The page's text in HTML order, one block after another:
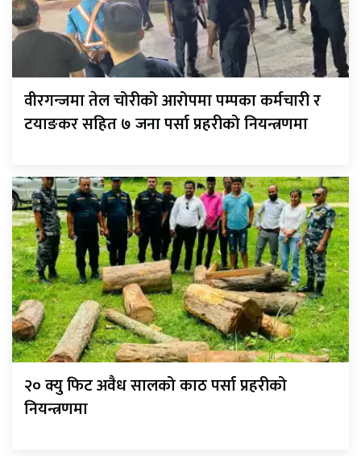
वीरगन्जमा तेल चोरीको आरोपमा पम्पका कर्मचारी र
टयाङकर सहित ७ जना पर्सा प्रहरीको नियन्त्रणमा
२० क्यु फिट अवैध सालको काठ पर्सा प्रहरीको
नियन्त्रणमा